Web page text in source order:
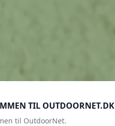
TIL OUTDOORNET.DK
til OutdoorNet.